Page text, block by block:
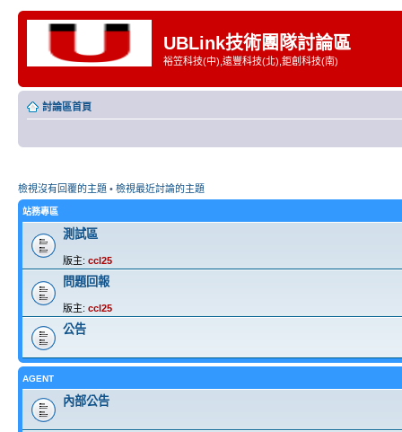
UBLink技術團隊討論區
裕笠科技(中),遠豐科技(北),鉅創科技(南)
討論區首頁
檢視沒有回覆的主題 • 檢視最近討論的主題
站務專區
測試區
版主: ccl25
問題回報
版主: ccl25
公告
AGENT
內部公告